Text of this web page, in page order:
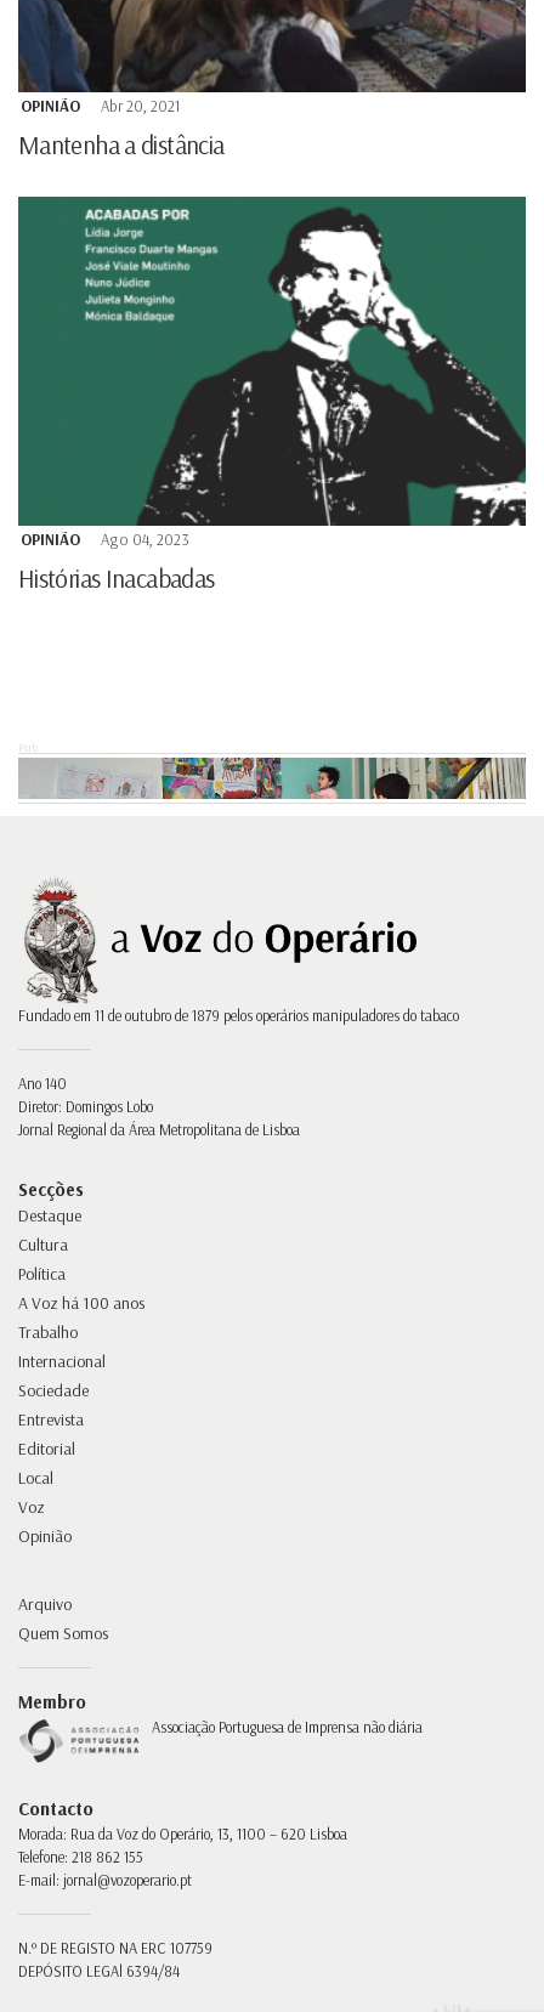
OPINIÃO Abr 20, 2021
Mantenha a distância
OPINIÃO Ago 04, 2023
Histórias Inacabadas
Pub.
Fundado em 11 de outubro de 1879 pelos operários manipuladores do tabaco
Ano 140
Diretor: Domingos Lobo
Jornal Regional da Área Metropolitana de Lisboa
Secções
Destaque
Cultura
Política
A Voz há 100 anos
Trabalho
Internacional
Sociedade
Entrevista
Editorial
Local
Voz
Opinião
Arquivo
Quem Somos
Membro
Associação Portuguesa de Imprensa não diária
Contacto
Morada: Rua da Voz do Operário, 13, 1100 – 620 Lisboa
Telefone: 218 862 155
E-mail: jornal@vozoperario.pt
N.º DE REGISTO NA ERC 107759
DEPÓSITO LEGAl 6394/84